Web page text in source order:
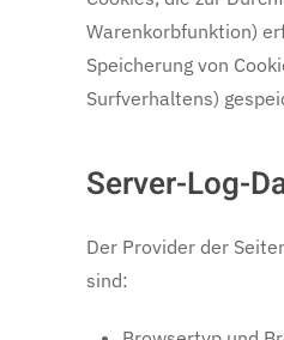
Warenkorbfunktion)
Speicherung von
Surfverhaltens)
Server-Log-
Der Provider der
sind: